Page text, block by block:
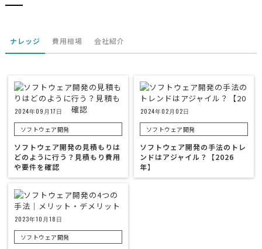
ナレッジ 費用相場 会社紹介
2024年09月17日
ソフトウェア開発
ソフトウェア開発の見積もりは
どのように行う？見積もり費用
や要件を確認
2024年02月02日
ソフトウェア開発
ソフトウェア開発の手法のトレ
ンドはアジャイル？【2026
年】
2023年10月18日
ソフトウェア開発